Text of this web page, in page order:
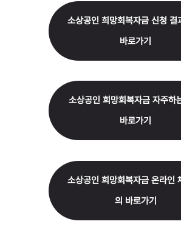
소상공인 희망회복자금 신청 결
바로가기
소상공인 희망회복자금 자주하
바로가기
소상공인 희망회복자금 온라인
의 바로가기